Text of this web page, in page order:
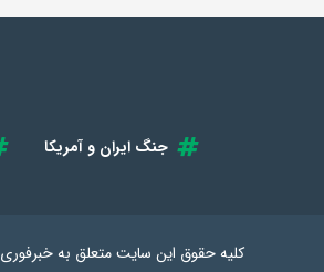
جنگ ایران و آمریکا
کلیه حقوق این سایت متعلق بهخبرفوری